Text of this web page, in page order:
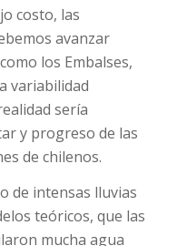
costo, las
avanzar
los Embalses,
variabilidad
sería
y progreso de las
de chilenos.
de intensas lluvias
teóricos, que las
mucha agua